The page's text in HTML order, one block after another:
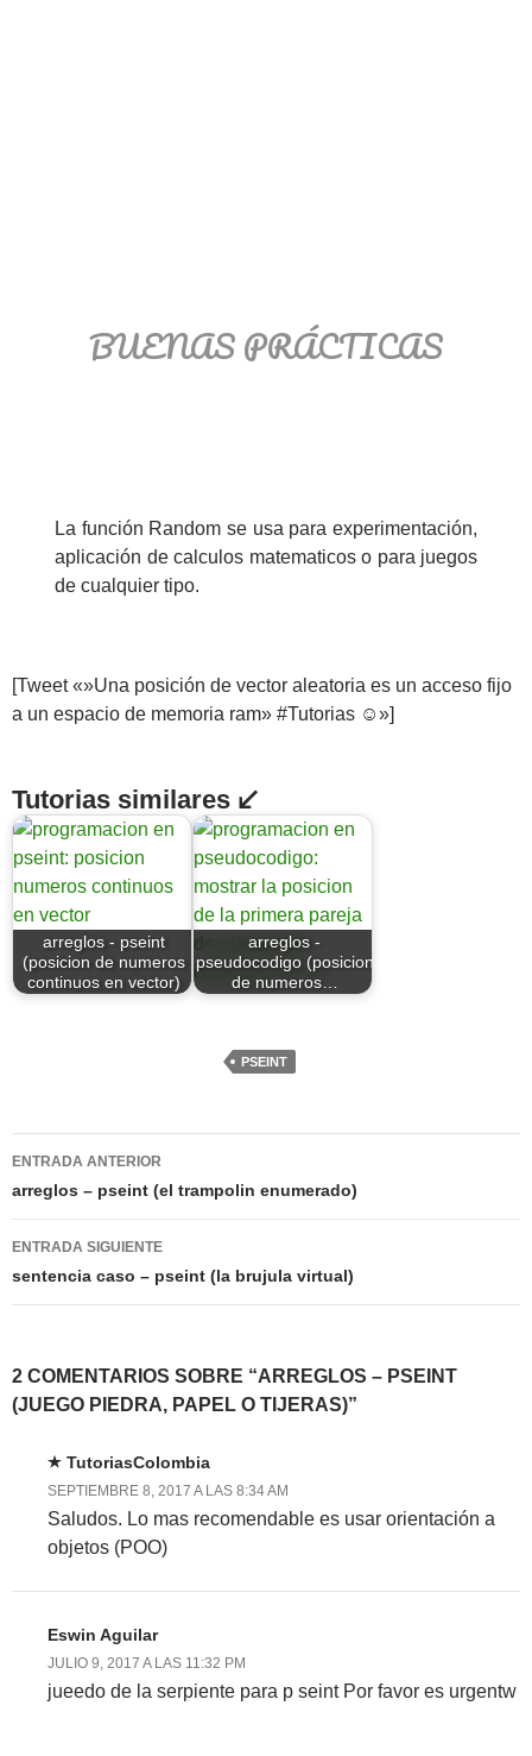
BUENAS PRÁCTICAS
La función Random se usa para experimentación,
aplicación de calculos matematicos o para juegos
de cualquier tipo.
[Tweet «»Una posición de vector aleatoria es un acceso fijo
a un espacio de memoria ram» #Tutorias ☺»]
Tutorias similares ↙
arreglos - pseint
(posicion de numeros
continuos en vector)
arreglos -
pseudocodigo (posicion
de numeros…
PSEINT
Navegación
de
entradas
ENTRADA ANTERIOR
arreglos – pseint (el trampolin enumerado)
ENTRADA SIGUIENTE
sentencia caso – pseint (la brujula virtual)
2 COMENTARIOS SOBRE “ARREGLOS – PSEINT
(JUEGO PIEDRA, PAPEL O TIJERAS)”
TutoriasColombia
SEPTIEMBRE 8, 2017 A LAS 8:34 AM
Saludos. Lo mas recomendable es usar orientación a
objetos (POO)
Eswin Aguilar
JULIO 9, 2017 A LAS 11:32 PM
jueedo de la serpiente para p seint Por favor es urgentw